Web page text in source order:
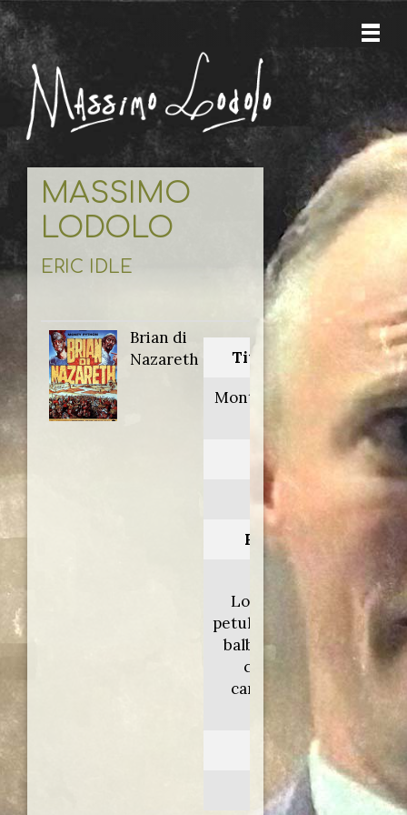
MASSIMO
LODOLO
ERIC IDLE
Brian di
Nazareth
Titolo originale:
Monty Python's life of
Anno:
Personaggio:
Loretta/Giovane
petulante/Carceriere
balbuziente/Uomo
crocifisso che
canta/Voce fuori
Regia di:
Terry Jones